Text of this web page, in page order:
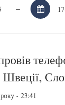
–
- 23:41